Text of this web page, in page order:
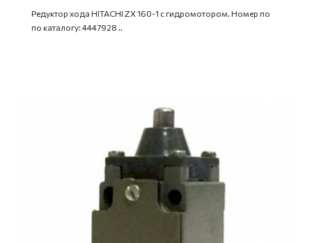
Редуктор хода HITACHI ZX 160-1 с гидромотором. Номер по
по каталогу: 4447928 ..